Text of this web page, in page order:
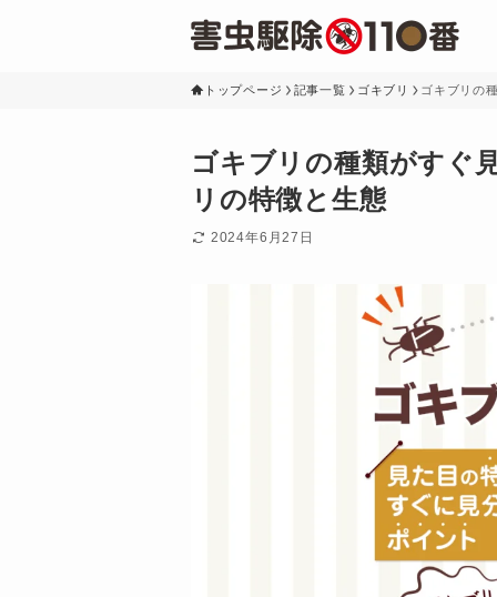
トップページ 記事一覧 ゴキブリ ゴキブリの
ゴキブリの種類がすぐ
リの特徴と生態
2024年6月27日